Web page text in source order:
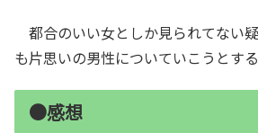
都合のいい女としか見られてない
も片思いの男性についていこうとする
●感想